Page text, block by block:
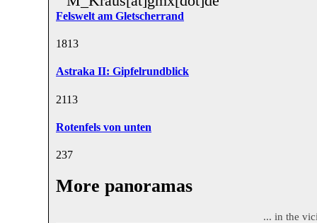
Felswelt am Gletscherrand
1813
Astraka II: Gipfelrundblick
2113
Rotenfels von unten
237
More panoramas
... in the